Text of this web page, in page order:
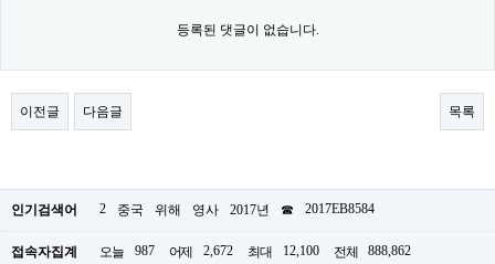
등록된 댓글이 없습니다.
이전글 다음글 목록
인기검색어 2 중국 위해 영사 2017년 ☎ 2017EB8584
접속자집계 오늘 987 어제 2,672 최대 12,100 전체 888,862